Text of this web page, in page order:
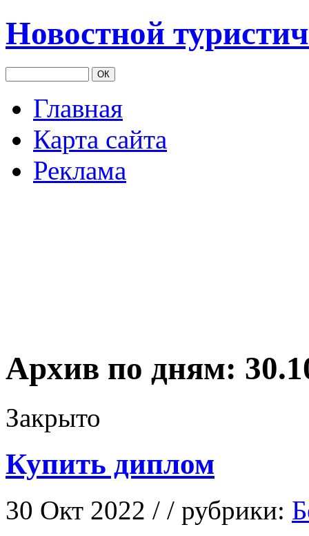
Новостной
Главная
Карта сайта
Реклама
Архив по дням:
Закрыто
Купить диплом
30 Окт 2022 / / рубрики: